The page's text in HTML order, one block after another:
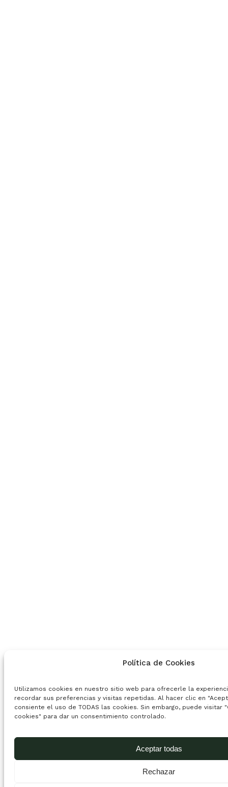
Política de Cookies
Utilizamos cookies en nuestro sitio web para ofrecerle la
recordar sus preferencias y visitas repetidas. Al hacer clic en
consiente el uso de TODAS las cookies. Sin embargo, puede visitar
cookies" para dar un consentimiento controlado.
Aceptar todas
Rechazar